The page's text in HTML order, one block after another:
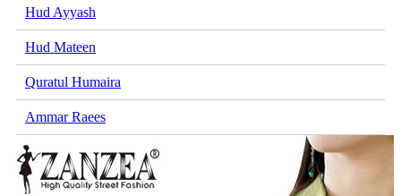
Hud Ayyash
Hud Mateen
Quratul Humaira
Ammar Raees